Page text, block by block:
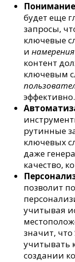
будет еще
запросы,
ключевые
и намерения
контент
ключевым
эффективно.
рутинные
ключевых
даже
качество,
позволит
учитывая
значит,
учитывать
создании